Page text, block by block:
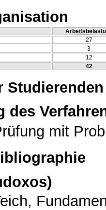
27
3
12
42
Studierenden
des
mit